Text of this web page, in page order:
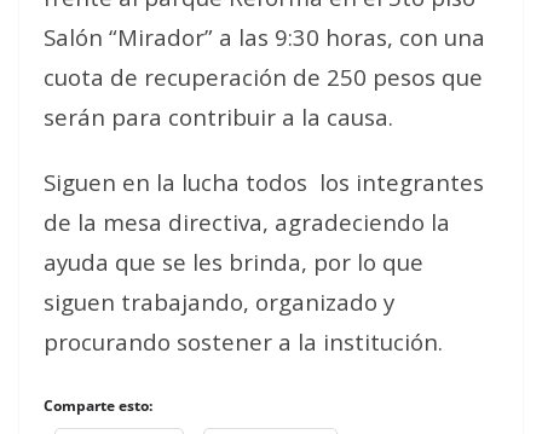
Salón “Mirador” a las 9:30 horas, con una
cuota de recuperación de 250 pesos que
serán para contribuir a la causa.
Siguen en la lucha todos los integrantes
de la mesa directiva, agradeciendo la
ayuda que se les brinda, por lo que
siguen trabajando, organizado y
procurando sostener a la institución.
Comparte esto: